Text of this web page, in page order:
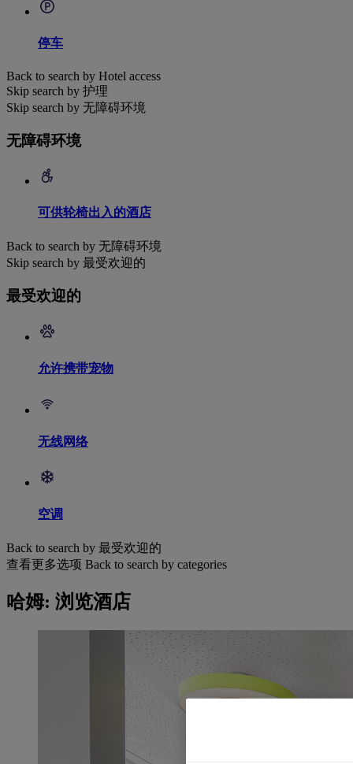
停车
Back to search by Hotel access
Skip search by 护理
Skip search by 无障碍环境
无障碍环境
可供轮椅出入的酒店
Back to search by 无障碍环境
Skip search by 最受欢迎的
最受欢迎的
允许携带宠物
无线网络
空调
Back to search by 最受欢迎的
查看更多选项 Back to search by categories
哈姆: 浏览酒店